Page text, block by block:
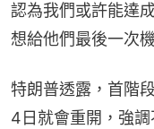
認為我們或許能達
想給他們最後一次
特朗普透露，首階
4日就會重開，強